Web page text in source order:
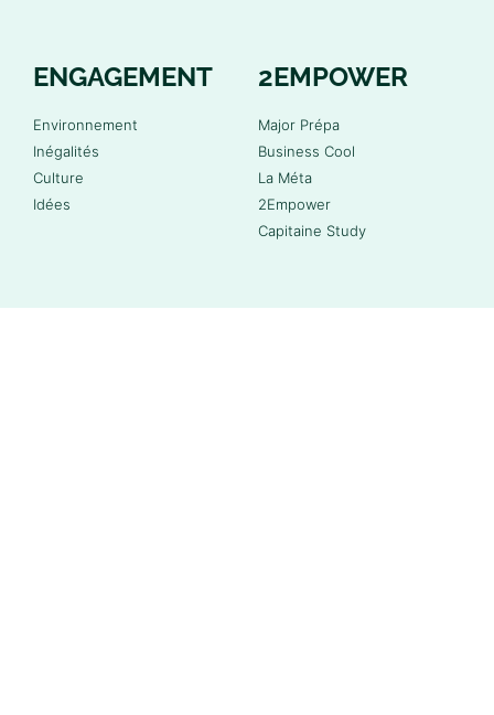
ENGAGEMENT
Environnement
Inégalités
Culture
Idées
2EMPOWER
Major Prépa
Business Cool
La Méta
2Empower
Capitaine Study